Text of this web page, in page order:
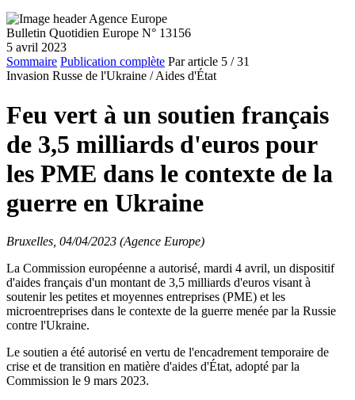
Bulletin Quotidien Europe N° 13156
5 avril 2023
Sommaire Publication complète Par article 5 / 31
Invasion Russe de l'Ukraine / Aides d'État
Feu vert à un soutien français
de 3,5 milliards d'euros pour
les PME dans le contexte de la
guerre en Ukraine
Bruxelles, 04/04/2023 (Agence Europe)
La Commission européenne a autorisé, mardi 4 avril, un dispositif
d'aides français d'un montant de 3,5 milliards d'euros visant à
soutenir les petites et moyennes entreprises (PME) et les
microentreprises dans le contexte de la guerre menée par la Russie
contre l'Ukraine.
Le soutien a été autorisé en vertu de l'encadrement temporaire de
crise et de transition en matière d'aides d'État, adopté par la
Commission le 9 mars 2023.